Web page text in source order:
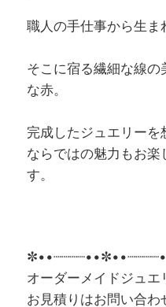
職人の手仕事から生ま
そこに宿る繊細な線
な赤。
完成したジュエリー
ならではの魅力もお
す。
オーダーメイドジュエ
お見積りはお問い合わ